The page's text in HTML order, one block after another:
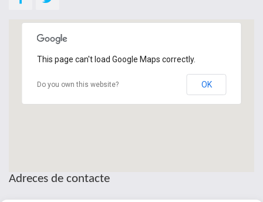
This page can't load Google Maps correctly.
Do you own this website? OK
Adreces de contacte